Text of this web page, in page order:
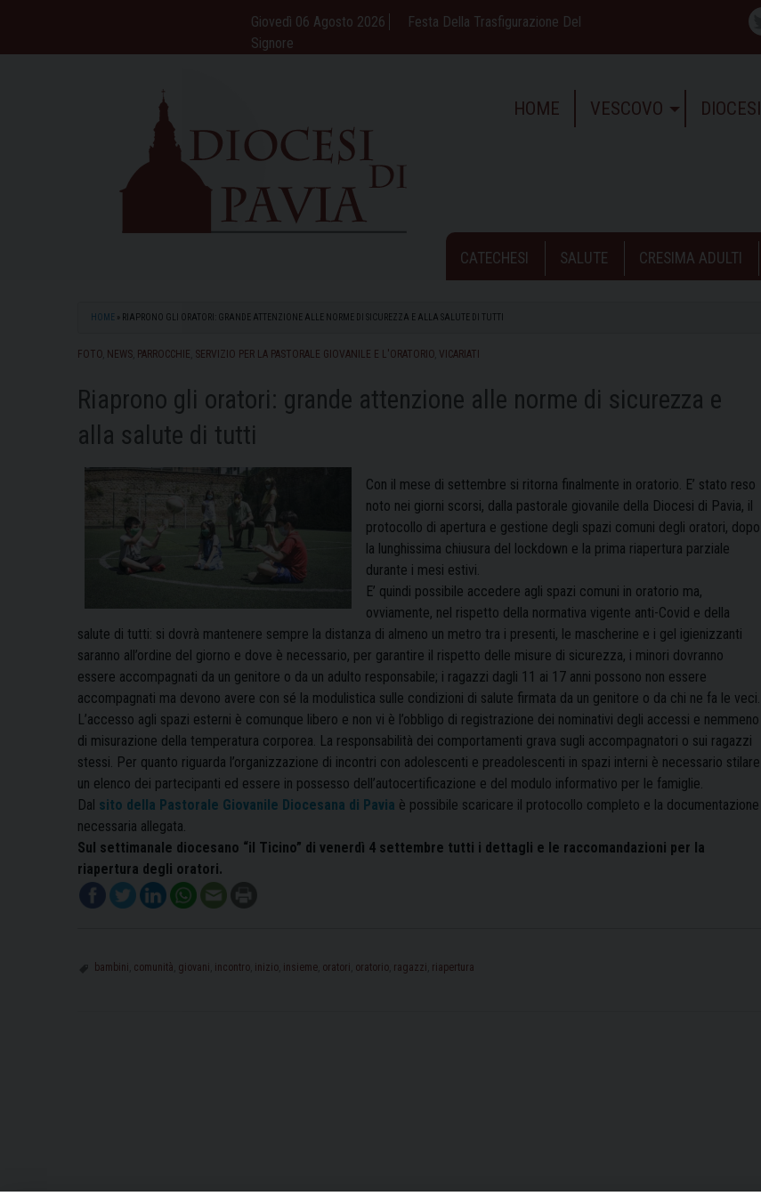
content
Giovedì 06 Agosto 2026
Festa Della Trasfigurazione Del
Signore
HOME VESCOVO DIOCESI
CATECHESI SALUTE CRESIMA ADULTI
HOME » RIAPRONO GLI ORATORI: GRANDE ATTENZIONE ALLE NORME DI SICUREZZA E ALLA SALUTE DI TUTTI
FOTO NEWS PARROCCHIE SERVIZIO PER LA PASTORALE GIOVANILE E L'ORATORIO VICARIATI
Riaprono gli oratori: grande attenzione alle norme di sicurezza e
alla salute di tutti
Con il mese di settembre si ritorna finalmente in oratorio. E’ stato reso
noto nei giorni scorsi, dalla pastorale giovanile della Diocesi di Pavia, il
protocollo di apertura e gestione degli spazi comuni degli oratori, dopo
la lunghissima chiusura del lockdown e la prima riapertura parziale
durante i mesi estivi.
E’ quindi possibile accedere agli spazi comuni in oratorio ma,
ovviamente, nel rispetto della normativa vigente anti-Covid e della
salute di tutti: si dovrà mantenere sempre la distanza di almeno un metro tra i presenti, le mascherine e i gel igienizzanti
saranno all’ordine del giorno e dove è necessario, per garantire il rispetto delle misure di sicurezza, i minori dovranno
essere accompagnati da un genitore o da un adulto responsabile; i ragazzi dagli 11 ai 17 anni possono non essere
accompagnati ma devono avere con sé la modulistica sulle condizioni di salute firmata da un genitore o da chi ne fa le veci.
L’accesso agli spazi esterni è comunque libero e non vi è l’obbligo di registrazione dei nominativi degli accessi e nemmeno
di misurazione della temperatura corporea. La responsabilità dei comportamenti grava sugli accompagnatori o sui ragazzi
stessi. Per quanto riguarda l’organizzazione di incontri con adolescenti e preadolescenti in spazi interni è necessario stilare
un elenco dei partecipanti ed essere in possesso dell’autocertificazione e del modulo informativo per le famiglie.
Dal sito della Pastorale Giovanile Diocesana di Pavia è possibile scaricare il protocollo completo e la documentazione
necessaria allegata.
Sul settimanale diocesano “il Ticino” di venerdì 4 settembre tutti i dettagli e le raccomandazioni per la
riapertura degli oratori.
bambini comunità giovani incontro inizio insieme oratori oratorio ragazzi riapertura